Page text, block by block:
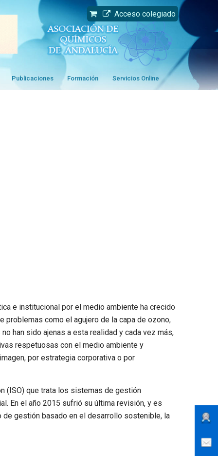
Acceso colegiado
Publicaciones Formación Servicios Online
e institucional por el medio ambiente ha crecido
como el agujero de la capa de ozono,
han sido ajenas a esta realidad y cada vez más,
respetuosas con el medio ambiente y
por estrategia corporativa o por
(ISO) que trata los sistemas de gestión
En el año 2015 sufrió su última revisión, y es
gestión basado en el desarrollo sostenible, la